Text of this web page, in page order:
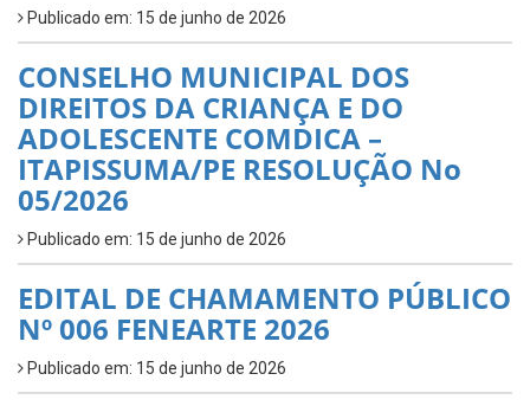
Publicado em: 15 de junho de 2026
CONSELHO MUNICIPAL DOS
DIREITOS DA CRIANÇA E DO
ADOLESCENTE COMDICA –
ITAPISSUMA/PE RESOLUÇÃO No
05/2026
Publicado em: 15 de junho de 2026
EDITAL DE CHAMAMENTO PÚBLICO
Nº 006 FENEARTE 2026
Publicado em: 15 de junho de 2026